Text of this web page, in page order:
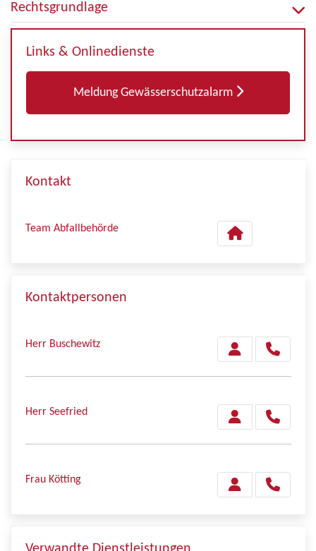
Rechtsgrundlage
Links & Onlinedienste
Meldung Gewässerschutzalarm
Kontakt
Team Abfallbehörde
Kontaktpersonen
Herr Buschewitz
Herr Seefried
Frau Kötting